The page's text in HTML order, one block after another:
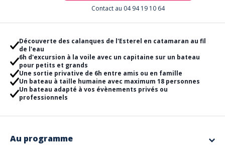
Contact au 04 94 19 10 64
Découverte des calanques de l'Esterel en catamaran au fil
de l'eau
6h d'excursion à la voile avec un capitaine sur un bateau
pour petits et grands
Une sortie privative de 6h entre amis ou en famille
Un bateau à taille humaine avec maximum 18 personnes
Un bateau adapté à vos évènements privés ou
professionnels
Au programme